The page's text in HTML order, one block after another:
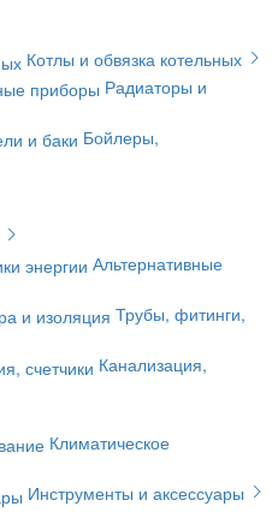
Котлы и обвязка котельных
Радиаторы и
Бойлеры,
Альтернативные
Трубы, фитинги,
Канализация,
Климатическое
Инструменты и аксессуары